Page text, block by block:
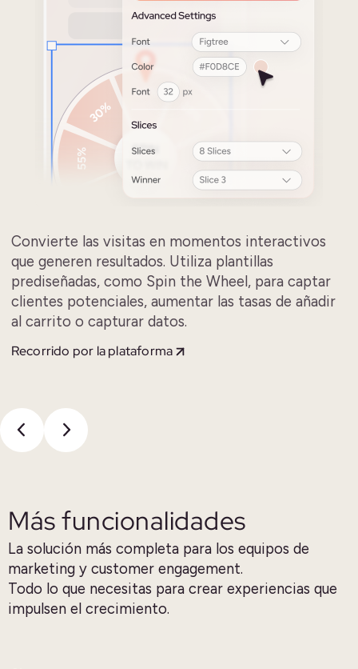
Convierte las visitas en momentos interactivos
que generen resultados. Utiliza plantillas
prediseñadas, como Spin the Wheel, para captar
clientes potenciales, aumentar las tasas de añadir
al carrito o capturar datos.
Recorrido por la plataforma
Más funcionalidades
La solución más completa para los equipos de
marketing y customer engagement.
Todo lo que necesitas para crear experiencias que
impulsen el crecimiento.